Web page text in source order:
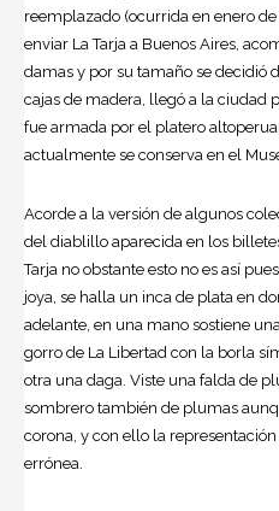
reemplazado (ocurrida en enero
enviar La Tarja a Buenos Aires,
damas y por su tamaño se decidió
cajas de madera, llegó a la ciudad
fue armada por el platero
actualmente se conserva en el
Acorde a la versión de algunos
del diablillo aparecida en los
Tarja no obstante esto no es así
joya, se halla un inca de plata en
adelante, en una mano sostiene
gorro de La Libertad con la borla
otra una daga. Viste una falda de
sombrero también de plumas
corona, y con ello la
errónea.